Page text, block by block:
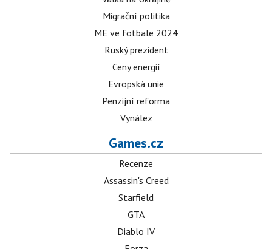
Migrační politika
ME ve fotbale 2024
Ruský prezident
Ceny energií
Evropská unie
Penzijní reforma
Vynález
Games.cz
Recenze
Assassin's Creed
Starfield
GTA
Diablo IV